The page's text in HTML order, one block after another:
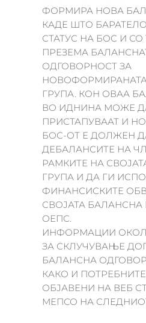
ФОРМИРА НОВА
КАДЕ ШТО
СТАТУС НА БОС И СО
ПРЕЗЕМА
ОДГОВОРНОСТ ЗА
ГРУПА. КОН ОВАА
ВО ИДНИНА МОЖЕ
ПРИСТАПУВААТ И
БОС-ОТ Е ДОЛЖЕН
ДЕБАЛАНСИТЕ НА
РАМКИТЕ НА
ГРУПА И ДА ГИ
ФИНАНСИСКИТЕ
СВОЈАТА БАЛАНСНА
ОЕПС.
ИНФОРМАЦИИ
ЗА СКЛУЧУВАЊЕ
БАЛАНСНА
КАКО И
ОБЈАВЕНИ НА ВЕБ
МЕПСО НА